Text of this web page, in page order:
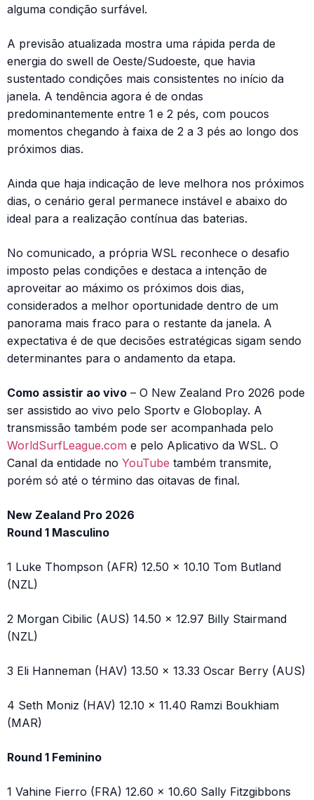
alguma condição surfável.
A previsão atualizada mostra uma rápida perda de
energia do swell de Oeste/Sudoeste, que havia
sustentado condições mais consistentes no início da
janela. A tendência agora é de ondas
predominantemente entre 1 e 2 pés, com poucos
momentos chegando à faixa de 2 a 3 pés ao longo dos
próximos dias.
Ainda que haja indicação de leve melhora nos próximos
dias, o cenário geral permanece instável e abaixo do
ideal para a realização contínua das baterias.
No comunicado, a própria WSL reconhece o desafio
imposto pelas condições e destaca a intenção de
aproveitar ao máximo os próximos dois dias,
considerados a melhor oportunidade dentro de um
panorama mais fraco para o restante da janela. A
expectativa é de que decisões estratégicas sigam sendo
determinantes para o andamento da etapa.
Como assistir ao vivo – O New Zealand Pro 2026 pode
ser assistido ao vivo pelo Sportv e Globoplay. A
transmissão também pode ser acompanhada pelo
WorldSurfLeague.com e pelo Aplicativo da WSL. O
Canal da entidade no YouTube também transmite,
porém só até o término das oitavas de final.
New Zealand Pro 2026
Round 1 Masculino
1 Luke Thompson (AFR) 12.50 x 10.10 Tom Butland
(NZL)
2 Morgan Cibilic (AUS) 14.50 x 12.97 Billy Stairmand
(NZL)
3 Eli Hanneman (HAV) 13.50 x 13.33 Oscar Berry (AUS)
4 Seth Moniz (HAV) 12.10 x 11.40 Ramzi Boukhiam
(MAR)
Round 1 Feminino
1 Vahine Fierro (FRA) 12.60 x 10.60 Sally Fitzgibbons